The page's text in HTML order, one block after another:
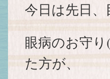
今日は先日
眼病のお守
た方が、